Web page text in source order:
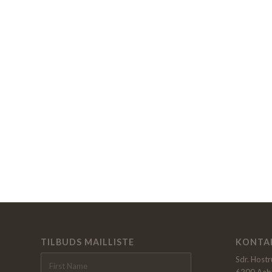
TILBUDS MAILLISTE
Sdr.